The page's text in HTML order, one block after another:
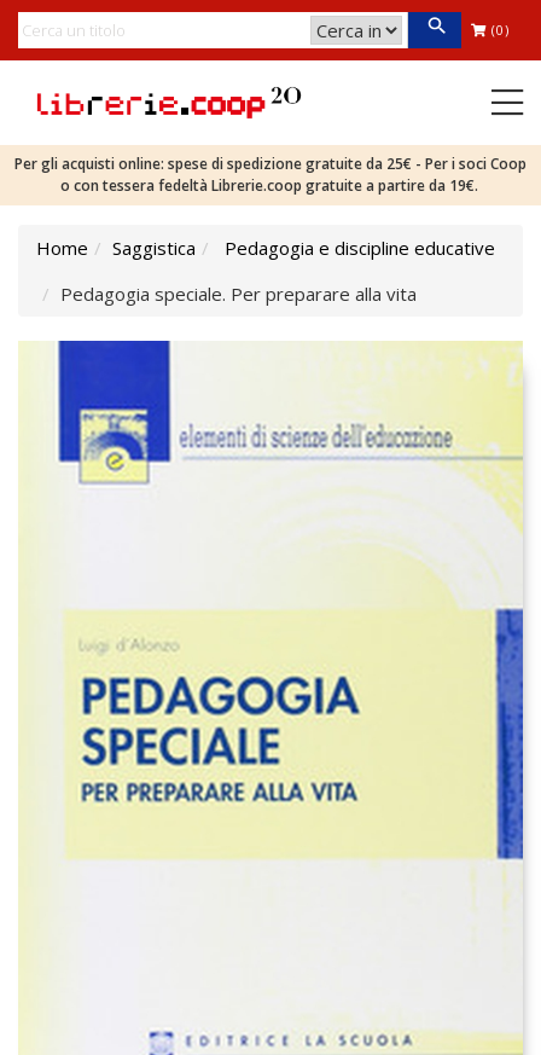
(0)
Per gli acquisti online: spese di spedizione gratuite da 25€ - Per i soci Coop
o con tessera fedeltà Librerie.coop gratuite a partire da 19€.
Home Saggistica
Pedagogia e discipline educative
Pedagogia speciale. Per preparare alla vita